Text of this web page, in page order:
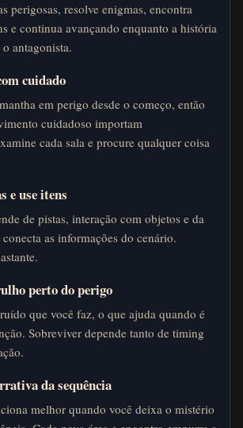
perigosas, resolve enigmas, encontra
e continua avançando enquanto a história
antagonista.
cuidado
em perigo desde o começo, então
cuidadoso importam
cada sala e procure qualquer coisa
e use itens
de pistas, interação com objetos e da
as informações do cenário.
perto do perigo
que você faz, o que ajuda quando é
Sobreviver depende tanto de timing
da sequência
melhor quando você deixa o mistério